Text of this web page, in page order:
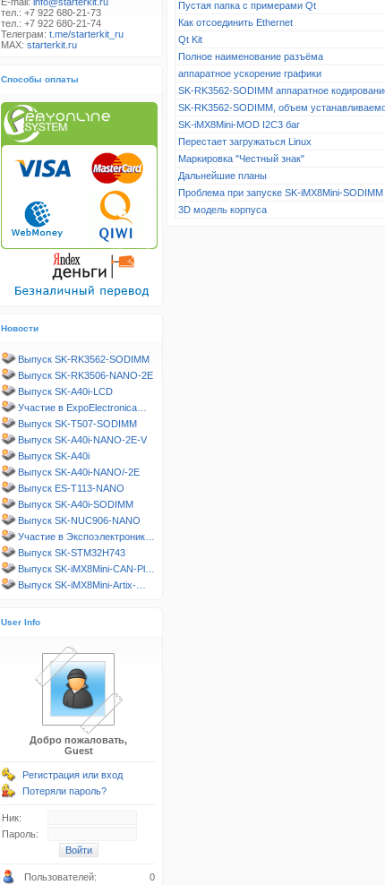
тел.: +7 922 680-21-73
тел.: +7 922 680-21-74
Телеграм: t.me/starterkit_ru
MAX: starterkit.ru
Способы оплаты
Новости
Выпуск SK-RK3562-SODIMM
Выпуск SK-RK3506-NANO-2E
Выпуск SK-A40i-LCD
Участие в ExpoElectronica…
Выпуск SK-T507-SODIMM
Выпуск SK-A40i-NANO-2E-V
Выпуск SK-A40i
Выпуск SK-A40i-NANO/-2E
Выпуск ES-T113-NANO
Выпуск SK-A40i-SODIMM
Выпуск SK-NUC906-NANO
Участие в Экспоэлектроник…
Выпуск SK-STM32H743
Выпуск SK-iMX8Mini-CAN-Pl…
Выпуск SK-iMX8Mini-Artix-…
User Info
Добро пожаловать,
Guest
Регистрация или вход
Потеряли пароль?
Ник:
Пароль:
Пользователей: 0
Пустая папка с примерами Qt
Как отсоединить Ethernet
Qt Kit
Полное наименование разъёма
аппаратное ускорение графики
SK-RK3562-SODIMM аппаратное
SK-RK3562-SODIMM, объем
SK-iMX8Mini-MOD I2C3 баг
Перестает загружаться Linux
Маркировка "Честный знак"
Дальнейшие планы
Проблема при запуске SK-iMX8Mini-SODIMM
3D модель корпуса